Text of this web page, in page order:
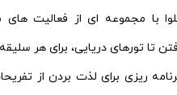
با مجموعه ای از فعالیت های
تا تورهای دریایی، برای هر
ریزی برای لذت بردن از